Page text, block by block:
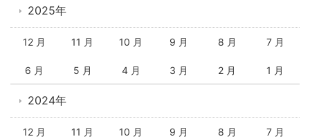
2025年
12 月 11 月 10 月 9 月 8 月 7 月
6 月 5 月 4 月 3 月 2 月 1 月
2024年
12 月 11 月 10 月 9 月 8 月 7 月